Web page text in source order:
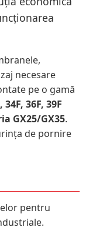
necesare
pe o gamă
34F, 36F, 39F
GX25/GX35.
de pornire
pentru